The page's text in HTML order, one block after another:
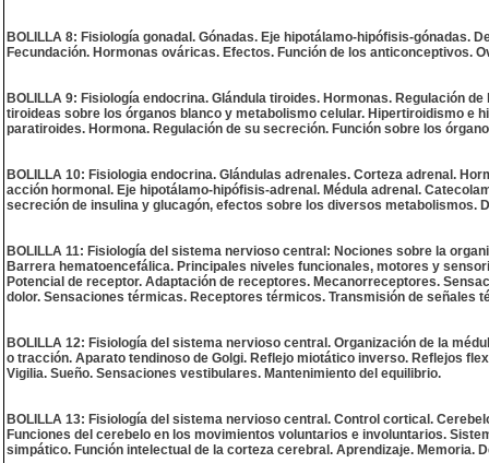
BOLILLA 8: Fisiología gonadal. Gónadas. Eje hipotálamo-hipófisis-
Fecundación. Hormonas ováricas. Efectos. Función de los anticonceptivos.
BOLILLA 9: Fisiología endocrina. Glándula tiroides. Hormonas. Regulación
tiroideas sobre los órganos blanco y metabolismo celular. Hipertiroidismo e
paratiroides. Hormona. Regulación de su secreción. Función sobre los
BOLILLA 10: Fisiologia endocrina. Glándulas adrenales. Corteza adrenal.
acción hormonal. Eje hipotálamo-hipófisis-adrenal. Médula adrenal.
secreción de insulina y glucagón, efectos sobre los diversos metabolismos.
BOLILLA 11: Fisiología del sistema nervioso central: Nociones sobre la
Barrera hematoencefálica. Principales niveles funcionales, motores y
Potencial de receptor. Adaptación de receptores. Mecanorreceptores.
dolor. Sensaciones térmicas. Receptores térmicos. Transmisión de señales
BOLILLA 12: Fisiología del sistema nervioso central. Organización de la
o tracción. Aparato tendinoso de Golgi. Reflejo miotático inverso. Reflejos
Vigilia. Sueño. Sensaciones vestibulares. Mantenimiento del equilibrio.
BOLILLA 13: Fisiología del sistema nervioso central. Control cortical.
Funciones del cerebelo en los movimientos voluntarios e involuntarios.
simpático. Función intelectual de la corteza cerebral. Aprendizaje. Memoria.